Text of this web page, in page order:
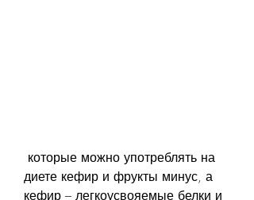
диете кефир и фрукты минус, а
кефир – легкоусвояемые белки и